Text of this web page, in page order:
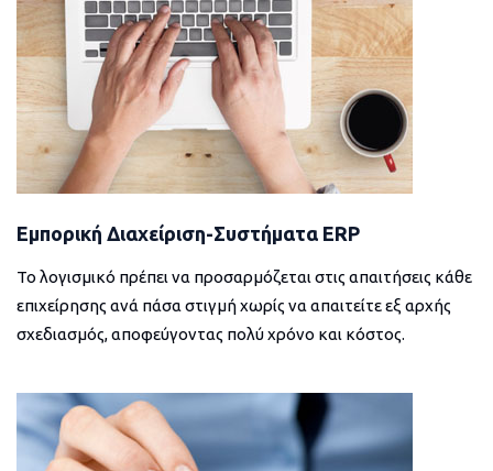
Εμπορική Διαχείριση-Συστήματα ERP
Το λογισμικό πρέπει να προσαρμόζεται στις απαιτήσεις κάθε
επιχείρησης ανά πάσα στιγμή χωρίς να απαιτείτε εξ αρχής
σχεδιασμός, αποφεύγοντας πολύ χρόνο και κόστος.